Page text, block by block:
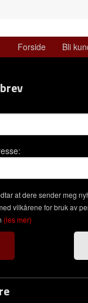
Forside Bli
at dere sender meg
vilkårene for bruk av
(les mer)